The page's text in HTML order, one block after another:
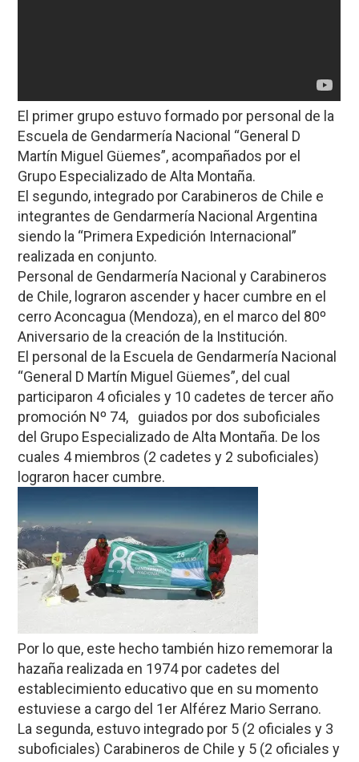
El primer grupo estuvo formado por personal de la
Escuela de Gendarmería Nacional “General D
Martín Miguel Güemes”, acompañados por el
Grupo Especializado de Alta Montaña.
El segundo, integrado por Carabineros de Chile e
integrantes de Gendarmería Nacional Argentina
siendo la “Primera Expedición Internacional”
realizada en conjunto.
Personal de Gendarmería Nacional y Carabineros
de Chile, lograron ascender y hacer cumbre en el
cerro Aconcagua (Mendoza), en el marco del 80º
Aniversario de la creación de la Institución.
El personal de la Escuela de Gendarmería Nacional
“General D Martín Miguel Güemes”, del cual
participaron 4 oficiales y 10 cadetes de tercer año
promoción Nº 74, guiados por dos suboficiales
del Grupo Especializado de Alta Montaña. De los
cuales 4 miembros (2 cadetes y 2 suboficiales)
lograron hacer cumbre.
Por lo que, este hecho también hizo rememorar la
hazaña realizada en 1974 por cadetes del
establecimiento educativo que en su momento
estuviese a cargo del 1er Alférez Mario Serrano.
La segunda, estuvo integrado por 5 (2 oficiales y 3
suboficiales) Carabineros de Chile y 5 (2 oficiales y